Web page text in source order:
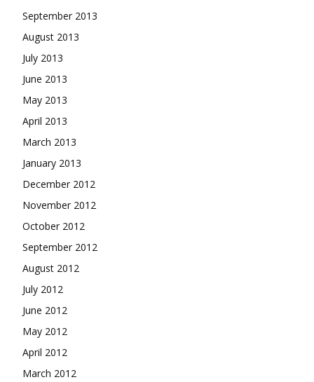
September 2013
August 2013
July 2013
June 2013
May 2013
April 2013
March 2013
January 2013
December 2012
November 2012
October 2012
September 2012
August 2012
July 2012
June 2012
May 2012
April 2012
March 2012